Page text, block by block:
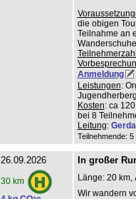
die obigen
Teilnahme an
Anmeldung
Leistungen:
Kosten: ca
bei 8
Leitung:
Teilnehmende:
26.09.2026
30 km
In großer
Länge: 20 km,
Wir wandern